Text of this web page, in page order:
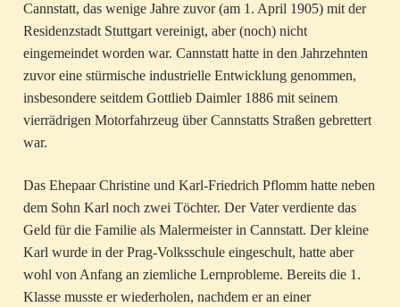
Cannstatt, das wenige Jahre zuvor (am 1. April 1905) mit der
Residenzstadt Stuttgart vereinigt, aber (noch) nicht
eingemeindet worden war. Cannstatt hatte in den Jahrzehnten
zuvor eine stürmische industrielle Entwicklung genommen,
insbesondere seitdem Gottlieb Daimler 1886 mit seinem
vierrädrigen Motorfahrzeug über Cannstatts Straßen gebrettert
war.
Das Ehepaar Christine und Karl-Friedrich Pflomm hatte neben
dem Sohn Karl noch zwei Töchter. Der Vater verdiente das
Geld für die Familie als Malermeister in Cannstatt. Der kleine
Karl wurde in der Prag-Volksschule eingeschult, hatte aber
wohl von Anfang an ziemliche Lernprobleme. Bereits die 1.
Klasse musste er wiederholen, nachdem er an einer